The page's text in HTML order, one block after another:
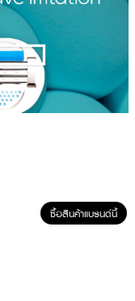
ซื้อสินค้าแบรนด์นี้